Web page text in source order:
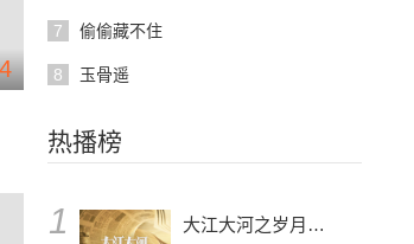
7 偷偷藏不住
8 玉骨遥
热播榜
1 大江大河之岁月如歌